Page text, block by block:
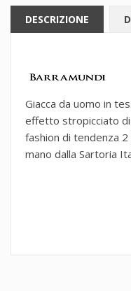
DESCRIZIONE
Giacca da uomo in
effetto stropicciato
fashion di tendenza
mano dalla Sartoria